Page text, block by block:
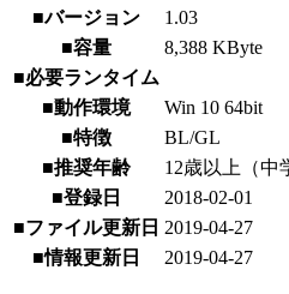
■バージョン
1.03
■容量
8,388 KByte
■必要ランタイム
■動作環境
Win 10 64bit
■特徴
BL/GL
■推奨年齢
12歳以上（中
■登録日
2018-02-01
■ファイル更新日 2019-04-27
■情報更新日
2019-04-27